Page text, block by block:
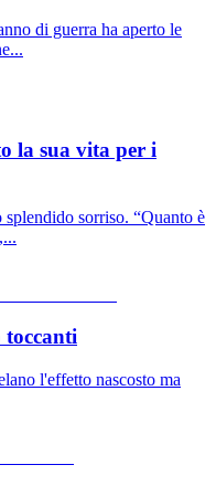
di guerra ha aperto le
la sua vita per i
sorriso. “Quanto è
toccanti
l'effetto nascosto ma